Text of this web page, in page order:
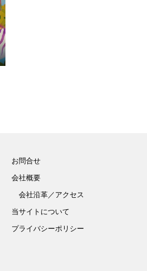
お問合せ
会社概要
会社沿革／アクセス
当サイトについて
プライバシーポリシー